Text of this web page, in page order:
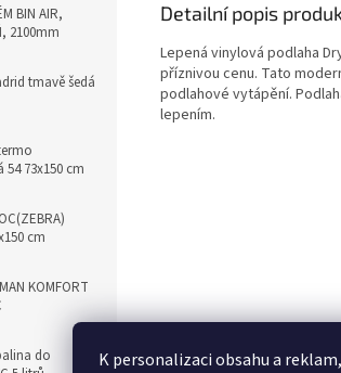
K personalizaci obsahu a
BIN AIR,
2100mm
tmavě šedá
73x150 cm
cm
KOMFORT
do
Detailní popis
Lepená vinylová podlaha
příznivou cenu. Tato
podlahové vytápění.
lepením.